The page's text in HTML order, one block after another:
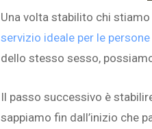
Una volta stabilito chi
servizio ideale per le persone
dello stesso sesso,
Il passo successivo è
sappiamo fin dall’inizio che